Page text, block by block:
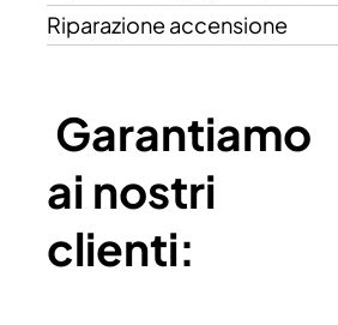
Riparazione accensione
Garantiamo
ai nostri
clienti: